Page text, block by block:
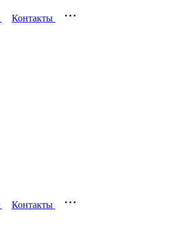
Контакты
Контакты